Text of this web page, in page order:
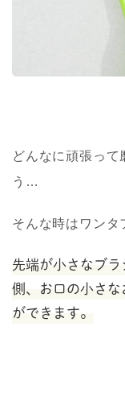
どんなに頑張って
う …
そんな時はワンタ
先端が小さなブ
側、お口の小さな
ができます。